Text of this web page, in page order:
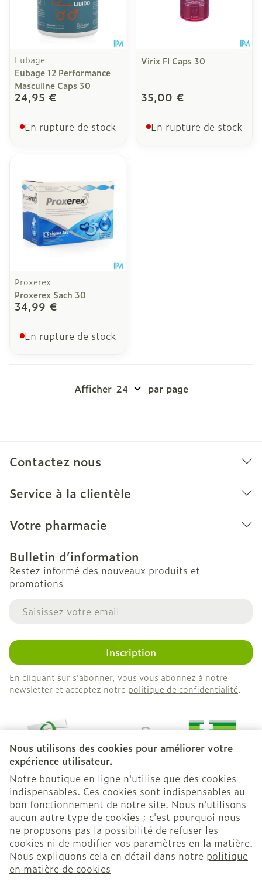
Nous utilisons des cookies pour améliorer votre
expérience utilisateur.
Notre boutique en ligne n'utilise que des cookies
indispensables. Ces cookies sont indispensables au
bon fonctionnement de notre site. Nous n'utilisons
aucun autre type de cookies ; c'est pourquoi nous
ne proposons pas la possibilité de refuser les
cookies ni de modifier vos paramètres en la matière.
Nous expliquons cela en détail dans notre politique
en matière de cookies
Eubage
Eubage 12 Performance
Masculine Caps 30
24,95 €
En rupture de stock
Virix Fl Caps 30
35,00 €
En rupture de stock
Proxerex
Proxerex Sach 30
34,99 €
En rupture de stock
Afficher par page
Contactez nous
Service à la clientèle
Votre pharmacie
Bulletin d’information
Restez informé des nouveaux produits et
promotions
Adresse mail
Inscription
En cliquant sur s'abonner, vous vous abonnez à notre
newsletter et acceptez notre politique de confidentialité.
Liens légaux